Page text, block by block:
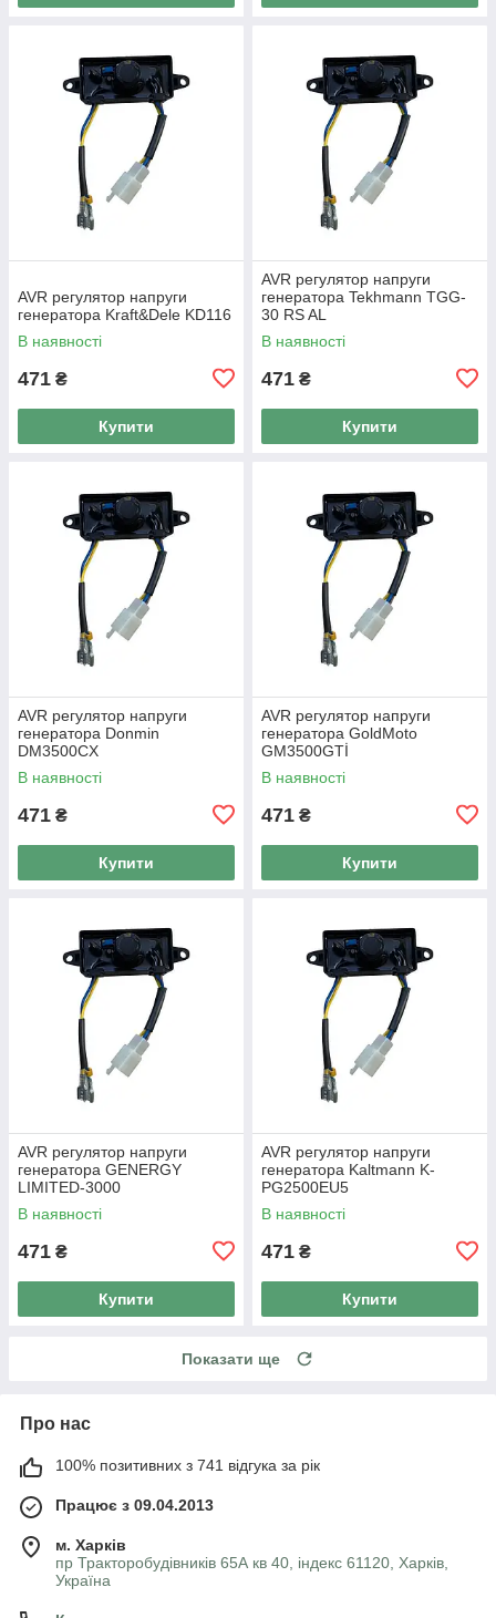
AVR регулятор напруги
генератора Kraft&Dele KD116
В наявності
471 ₴
Купити
AVR регулятор напруги
генератора Tekhmann TGG-
30 RS AL
В наявності
471 ₴
Купити
AVR регулятор напруги
генератора Donmin
DM3500CX
В наявності
471 ₴
Купити
AVR регулятор напруги
генератора GoldMoto
GM3500GTİ
В наявності
471 ₴
Купити
AVR регулятор напруги
генератора GENERGY
LIMITED-3000
В наявності
471 ₴
Купити
AVR регулятор напруги
генератора Kaltmann K-
PG2500EU5
В наявності
471 ₴
Купити
Показати ще
Про нас
100% позитивних з 741 відгука за рік
Працює з 09.04.2013
м. Харків
пр Тракторобудівників 65А кв 40, індекс 61120, Харків,
Україна